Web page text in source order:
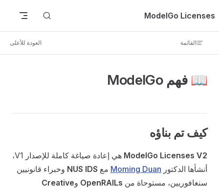
ModelGo Licenses
القائمة العودة للأعلى
📖 فهم ModelGo
كيف تم بناؤه
ModelGo Licenses V2
هي إعادة صياغة كاملة للإصدار V1،
أنشأها الدكتور Moming Duan مع NUS IDS وخبراء قانونيين
سنغافوريين، مستوحاة من OpenRAILs وCreative